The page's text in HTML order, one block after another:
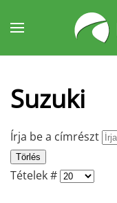
Fő tartalom
Suzuki
Írja be a címrészt
Törlés
Tételek #